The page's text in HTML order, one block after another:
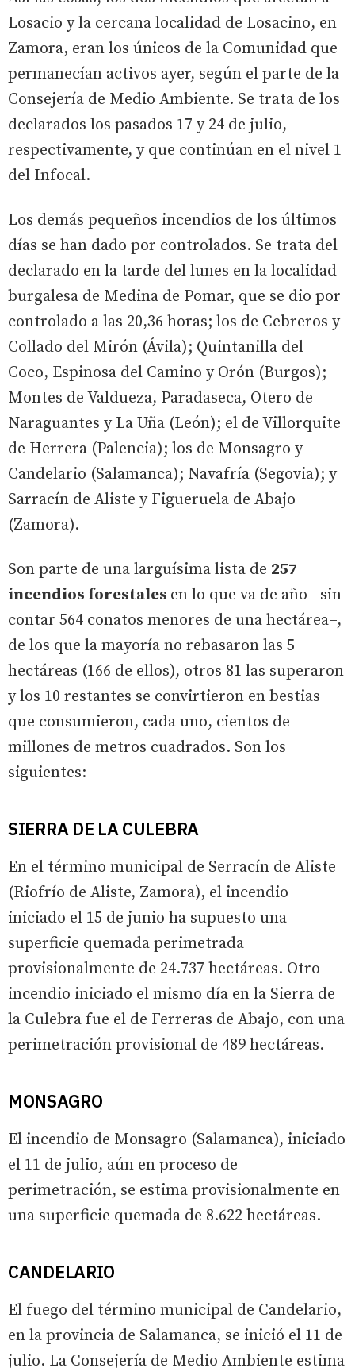
Losacio y la cercana localidad de Losacino, en
Zamora, eran los únicos de la Comunidad que
permanecían activos ayer, según el parte de la
Consejería de Medio Ambiente. Se trata de los
declarados los pasados 17 y 24 de julio,
respectivamente, y que continúan en el nivel 1
del Infocal.
Los demás pequeños incendios de los últimos
días se han dado por controlados. Se trata del
declarado en la tarde del lunes en la localidad
burgalesa de Medina de Pomar, que se dio por
controlado a las 20,36 horas; los de Cebreros y
Collado del Mirón (Ávila); Quintanilla del
Coco, Espinosa del Camino y Orón (Burgos);
Montes de Valdueza, Paradaseca, Otero de
Naraguantes y La Uña (León); el de Villorquite
de Herrera (Palencia); los de Monsagro y
Candelario (Salamanca); Navafría (Segovia); y
Sarracín de Aliste y Figueruela de Abajo
(Zamora).
Son parte de una larguísima lista de 257
incendios forestales en lo que va de año –sin
contar 564 conatos menores de una hectárea–,
de los que la mayoría no rebasaron las 5
hectáreas (166 de ellos), otros 81 las superaron
y los 10 restantes se convirtieron en bestias
que consumieron, cada uno, cientos de
millones de metros cuadrados. Son los
siguientes:
SIERRA DE LA CULEBRA
En el término municipal de Serracín de Aliste
(Riofrío de Aliste, Zamora), el incendio
iniciado el 15 de junio ha supuesto una
superficie quemada perimetrada
provisionalmente de 24.737 hectáreas. Otro
incendio iniciado el mismo día en la Sierra de
la Culebra fue el de Ferreras de Abajo, con una
perimetración provisional de 489 hectáreas.
MONSAGRO
El incendio de Monsagro (Salamanca), iniciado
el 11 de julio, aún en proceso de
perimetración, se estima provisionalmente en
una superficie quemada de 8.622 hectáreas.
CANDELARIO
El fuego del término municipal de Candelario,
en la provincia de Salamanca, se inició el 11 de
julio. La Consejería de Medio Ambiente estima